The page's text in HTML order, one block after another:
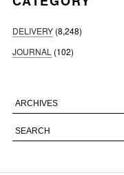
DELIVERY (8,248)
JOURNAL (102)